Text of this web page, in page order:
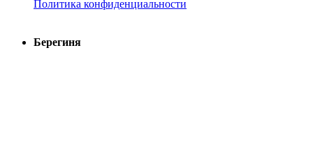
Политика конфиденциальности
Берегиня